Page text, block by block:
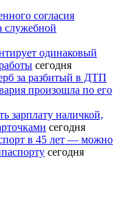
согласия
служебной
одинаковый
сегодня
за разбитый в ДТП
произошла по его
зарплату наличкой,
сегодня
в 45 лет — можно
сегодня